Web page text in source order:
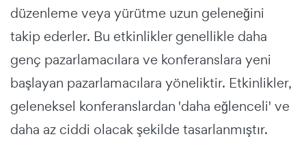
düzenleme veya yürütme uzun geleneğini
takip ederler. Bu etkinlikler genellikle daha
genç pazarlamacılara ve konferanslara yeni
başlayan pazarlamacılara yöneliktir. Etkinlikler,
geleneksel konferanslardan 'daha eğlenceli' ve
daha az ciddi olacak şekilde tasarlanmıştır.